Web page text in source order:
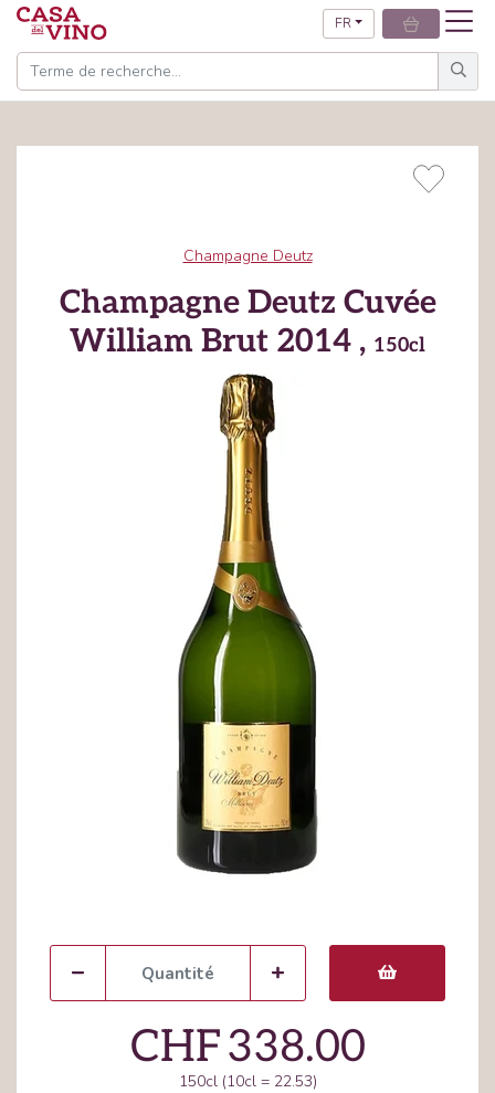
FR
Champagne Deutz
Champagne Deutz Cuvée
William Brut 2014 , 150cl
CHF338.00
150cl (10cl = 22.53)